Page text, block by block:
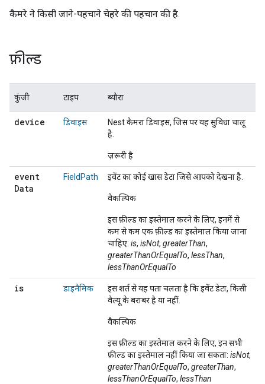
कैमरे ने किसी जाने-पहचाने चेहरे की पहचान की है.
फ़ील्ड
कुंजी टाइप ब्यौरा
device डिवाइस
Nest कैमरा डिवाइस, जिस पर यह सुविधा चालू
है.
ज़रूरी है
event
Data
FieldPath इवेंट का कोई खास डेटा जिसे आपको देखना है.
वैकल्पिक
इस फ़ील्ड का इस्तेमाल करने के लिए, इनमें से
कम से कम एक फ़ील्ड का इस्तेमाल किया जाना
चाहिए: is, isNot, greaterThan,
greaterThanOrEqualTo, lessThan,
lessThanOrEqualTo
is डाइनैमिक
इस शर्त से यह पता चलता है कि इवेंट डेटा, किसी
वैल्यू के बराबर है या नहीं.
वैकल्पिक
इस फ़ील्ड का इस्तेमाल करने के लिए, इन सभी
फ़ील्ड का इस्तेमाल नहीं किया जा सकता: isNot,
greaterThanOrEqualTo, greaterThan,
lessThanOrEqualTo, lessThan